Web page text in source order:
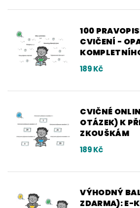
100
CVIČENÍ -
189 Kč
CVIČNÉ
OTÁZEK) K
ZKOUŠKÁM
189 Kč
VÝHODNÝ
ZDARMA): E-